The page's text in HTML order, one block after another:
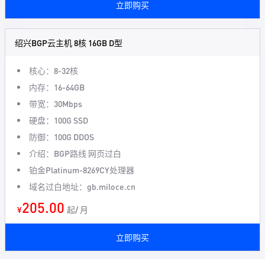
立即购买
绍兴BGP云主机 8核 16GB D型
核心：8-32核
内存：16-64GB
带宽：30Mbps
硬盘：100G SSD
防御：100G DDOS
介绍：BGP路线 网页过白
铂金Platinum-8269CY处理器
域名过白地址：gb.miloce.cn
¥205.00 起/ 月
立即购买